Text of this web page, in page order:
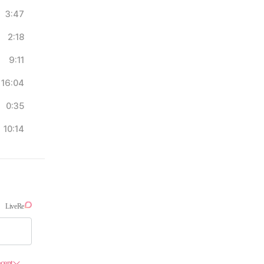
3:47
2:18
9:11
16:04
0:35
10:14